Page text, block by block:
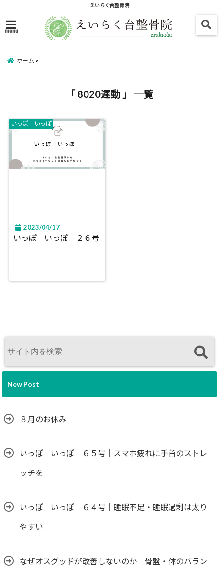
えいらく台整骨院
menu
ホーム
「 8020運動 」 一覧
いっぽ いっぽ
2023/04/17
いっぽ いっぽ ２６号
New Post
８月のお休み
いっぽ いっぽ ６５号｜スマホ疲れに手首のストレ
ッチを
いっぽ いっぽ ６４号｜睡眠不足・睡眠過剰は太り
やすい
なぜオスグッドが改善しないのか｜骨盤・体のバラン